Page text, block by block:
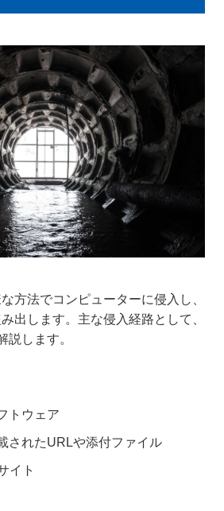
方法でコンピューターに侵入し、
出します。主な侵入経路として、
説します。
トウェア
されたURLや添付ファイル
イト